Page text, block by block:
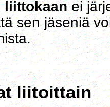
liittokaanei
sen jäseniä
liitoittain